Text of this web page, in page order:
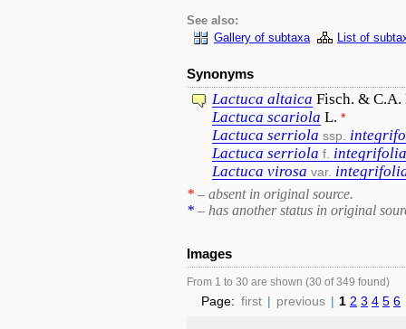
See also:
Gallery of subtaxa
List of
Synonyms
Lactuca altaica Fisch. & C.A.
Lactuca scariola L. *
Lactuca serriola ssp.
Lactuca serriola f. integrifolia
Lactuca virosa var.
* – absent in original source.
* – has another status in original
Images
From 1 to 30 are shown (30 of 349 found)
Page: first | previous | 1 2 3 4 5 6